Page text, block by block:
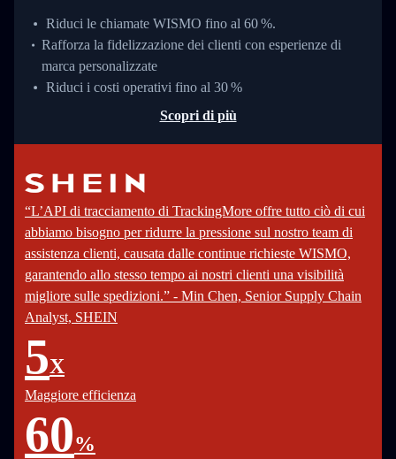
Riduci le chiamate WISMO fino al 60 %.
Rafforza la fidelizzazione dei clienti con esperienze di
marca personalizzate
Riduci i costi operativi fino al 30 %
Scopri di più
“L’API di tracciamento di TrackingMore offre tutto ciò di cui
abbiamo bisogno per ridurre la pressione sul nostro team di
assistenza clienti, causata dalle continue richieste WISMO,
garantendo allo stesso tempo ai nostri clienti una visibilità
migliore sulle spedizioni.” - Min Chen, Senior Supply Chain
Analyst, SHEIN
5X
Maggiore efficienza
60%